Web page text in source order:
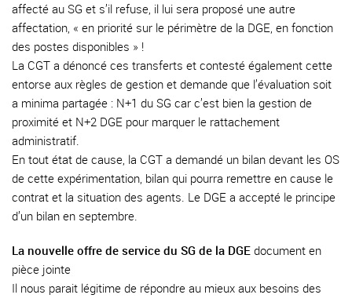
affecté au SG et s’il refuse, il lui sera proposé une autre
affectation, « en priorité sur le périmètre de la DGE, en fonction
des postes disponibles » !
La CGT a dénoncé ces transferts et contesté également cette
entorse aux règles de gestion et demande que l’évaluation soit
a minima partagée : N+1 du SG car c’est bien la gestion de
proximité et N+2 DGE pour marquer le rattachement
administratif.
En tout état de cause, la CGT a demandé un bilan devant les OS
de cette expérimentation, bilan qui pourra remettre en cause le
contrat et la situation des agents. Le DGE a accepté le principe
d’un bilan en septembre.
La nouvelle offre de service du SG de la DGE document en
pièce jointe
Il nous parait légitime de répondre au mieux aux besoins des